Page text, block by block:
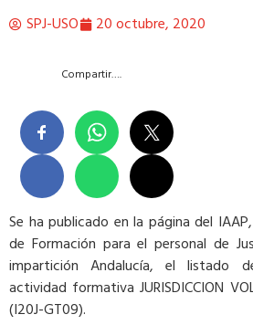
SPJ-USO 20 octubre, 2020
Compartir….
Se ha publicado en la página del
de Formación para el personal de
impartición Andalucía, el listado
actividad formativa JURISDICCION
(I20J-GT09).